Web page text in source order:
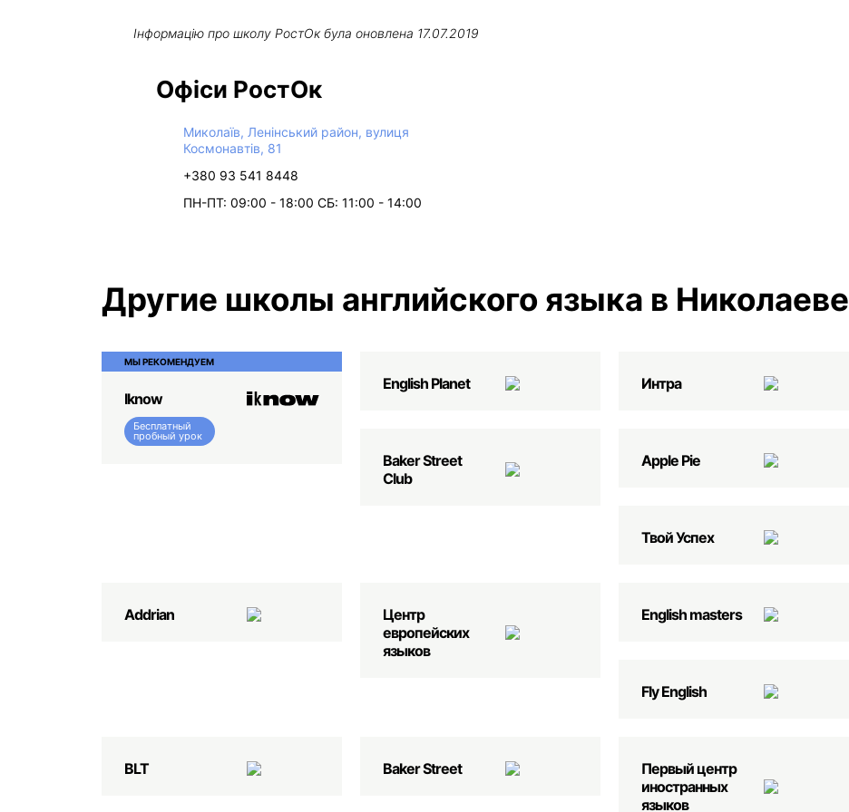
Інформацію про школу РостОкбула оновлена 17.07.2019
Офіси РостОк
Миколаїв, Ленінський район, вулиця
Космонавтів, 81
+380 93 541 8448
ПН-ПТ: 09:00 - 18:00 СБ: 11:00 - 14:00
Другие школы английского языка в Николаеве
МЫ РЕКОМЕНДУЕМ
Iknow
Бесплатный
пробный урок
English Planеt Интра
Baker Street
Club
Apple Pie
Твой Успех
Addrian
Центр
европейских
языков
English masters
Fly English
BLT Baker Street
Первый центр
иностранных
языков